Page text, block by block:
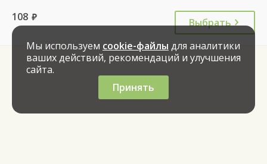
108 руб.
Выбрать
Мы используем cookie-файлы для аналитики
ваших действий, рекомендаций и улучшения
сайта.
Принять